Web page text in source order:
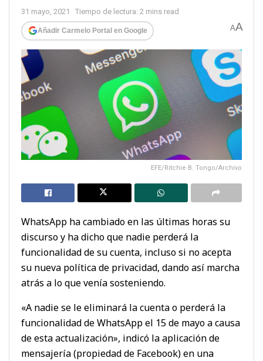
31 mayo, 2021 Tiempo de lectura: 2 mins read
Añadir Carmelo Portal en Google AA
EFE/Ritchie B. Tongo/Archivo
WhatsApp ha cambiado en las últimas horas su
discurso y ha dicho que nadie perderá la
funcionalidad de su cuenta, incluso si no acepta
su nueva política de privacidad, dando así marcha
atrás a lo que venía sosteniendo.
«A nadie se le eliminará la cuenta o perderá la
funcionalidad de WhatsApp el 15 de mayo a causa
de esta actualización», indicó la aplicación de
mensajería (propiedad de Facebook) en una